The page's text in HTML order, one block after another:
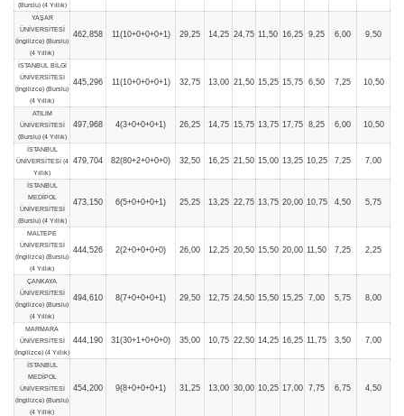
(Burslu) (4 Yıllık)
YAŞAR
ÜNİVERSİTESİ
(İngilizce) (Burslu)
(4 Yıllık)
462,858 11(10+0+0+0+1) 29,25 14,25 24,75 11,50 16,25 9,25 6,00 9,50
İSTANBUL BİLGİ
ÜNİVERSİTESİ
(İngilizce) (Burslu)
(4 Yıllık)
445,296 11(10+0+0+0+1) 32,75 13,00 21,50 15,25 15,75 6,50 7,25 10,50
ATILIM
ÜNİVERSİTESİ
(Burslu) (4 Yıllık)
497,968 4(3+0+0+0+1) 26,25 14,75 15,75 13,75 17,75 8,25 6,00 10,50
İSTANBUL
ÜNİVERSİTESİ (4
Yıllık)
479,704 82(80+2+0+0+0) 32,50 16,25 21,50 15,00 13,25 10,25 7,25 7,00
İSTANBUL
MEDİPOL
ÜNİVERSİTESİ
(Burslu) (4 Yıllık)
473,150 6(5+0+0+0+1) 25,25 13,25 22,75 13,75 20,00 10,75 4,50 5,75
MALTEPE
ÜNİVERSİTESİ
(İngilizce) (Burslu)
(4 Yıllık)
444,526 2(2+0+0+0+0) 26,00 12,25 20,50 15,50 20,00 11,50 7,25 2,25
ÇANKAYA
ÜNİVERSİTESİ
(İngilizce) (Burslu)
(4 Yıllık)
494,610 8(7+0+0+0+1) 29,50 12,75 24,50 15,50 15,25 7,00 5,75 8,00
MARMARA
ÜNİVERSİTESİ
(İngilizce) (4 Yıllık)
444,190 31(30+1+0+0+0) 35,00 10,75 22,50 14,25 16,25 11,75 3,50 7,00
İSTANBUL
MEDİPOL
ÜNİVERSİTESİ
(İngilizce) (Burslu)
(4 Yıllık)
454,200 9(8+0+0+0+1) 31,25 13,00 30,00 10,25 17,00 7,75 6,75 4,50